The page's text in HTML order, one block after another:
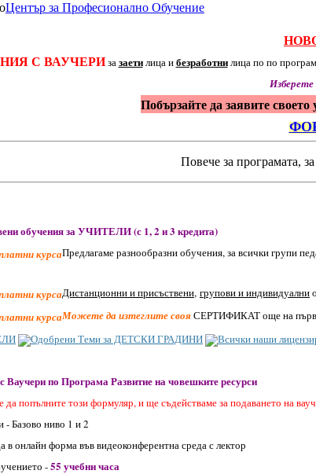
Център за Професионално Обучение
С ВАУЧЕРИзазаетилица ибезработнилица по по
Побързайте да заявите
Повече за програмата,
обучения за УЧИТЕЛИ (с 1, 2 и 3 кредита)
Предлагаме разнообразни обучения, за всички групи
Дистанционни и присъствени, групови и индивидуални
Можете да изтеглите своя СЕРТИФИКАТ още на
Одобрени Теми за ДЕТСКИ ГРАДИНИ Всички наши
по Програма Развитие на човешките ресурси
попълните този формуляр, и ще съдействаме за подаването на
- Базово ниво 1 и 2
в онлайн форма във видеоконферентна среда с лектор
-55 учебни часа